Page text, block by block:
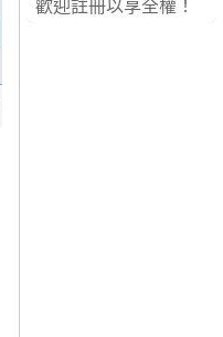
歡迎註冊以享全權！